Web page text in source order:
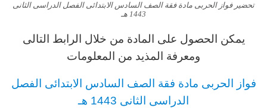
تحضير فواز الحربى مادة فقة الصف السادس الابتدائى الفصل الدراسى الثانى
1443 هـ
يمكن الحصول على المادة من خلال الرابط التالى
ومعرفة المذيد من المعلومات
فواز الحربى مادة فقة الصف السادس الابتدائى الفصل
الدراسى الثانى 1443 هـ